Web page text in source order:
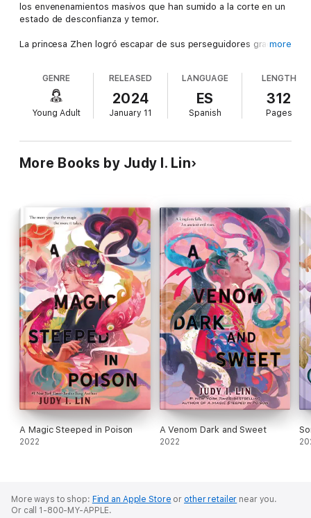
los envenenamientos masivos que han sumido a la corte en un
estado de desconfianza y temor.
La princesa Zhen logró escapar de sus perseguidores gracias a
guardaespaldas, y de Shu, la hermana de Ning, Zhen recorre el
reino en busca de aliados que luchen a su lado para recuperar
el trono que le fue arrebatado.
dorada ha estado atormentando a Ning y le advierte del peligro
de una guerra sin precedentes. Un mal más antiguo y peligroso
que cualquier intriga política ha despertado y es posible que ni
Bestseller de The New York Times
Bestseller de Publishers Weekly
more
GENRE
Young Adult
RELEASED
2024
January 11
LANGUAGE
ES
Spanish
LENGTH
312
Pages
More Books by Judy I. Lin
A Magic Steeped in Poison
2022
A Venom Dark and Sweet
2022
More ways to shop: Find an Apple Store or other retailer near you.
Or call 1-800-MY-APPLE.